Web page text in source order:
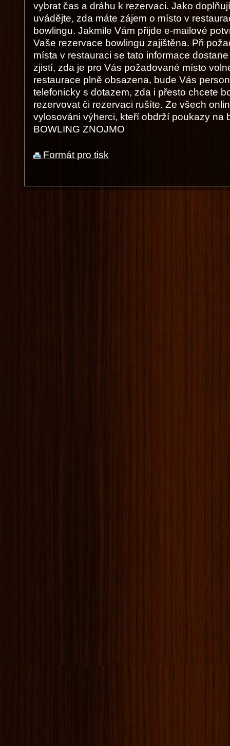
vybrat čas a dráhu k rezervaci. Jako
uvádějte, zda máte zájem o místo v
bowlingu. Jakmile Vám přijde e-mailové
Vaše rezervace bowlingu zajištěna. Při
místa v restauraci se tato informace
zjistí, zda je pro Vás požadované místo
restaurace plně obsazena, bude Vás
telefonicky s dotazem, zda i přesto chcete
rezervovat či rezervaci rušíte. Ze všech
vylosováni výherci, kteří obdrží poukazy na
BOWLING ZNOJMO
Formát pro tisk